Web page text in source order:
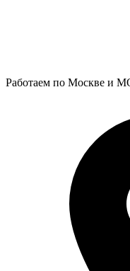
Работаем по Москве и